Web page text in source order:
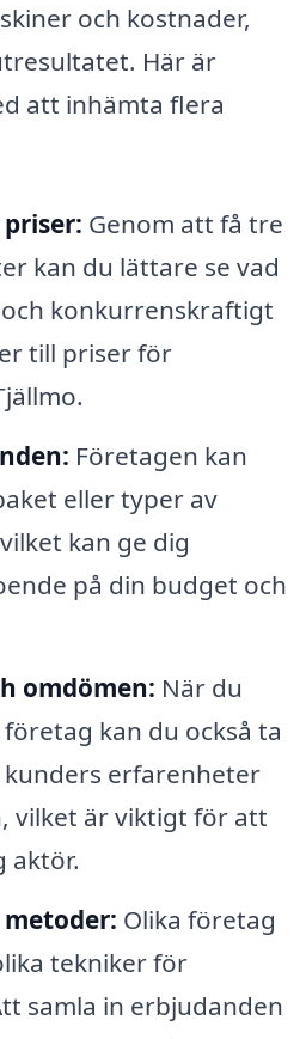
och kostnader,
Här är
att inhämta flera
Genom att få tre
kan du lättare se vad
konkurrenskraftigt
till priser för
Företagen kan
eller typer av
kan ge dig
på din budget och
omdömen: När du
kan du också ta
erfarenheter
vilket är viktigt för att
aktör.
Olika företag
tekniker för
samla in erbjudanden